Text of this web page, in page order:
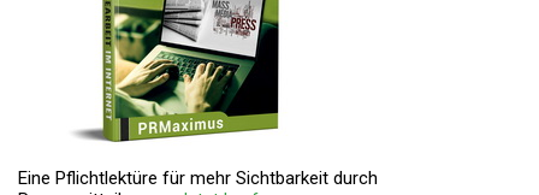
Eine Pflichtlektüre für mehr Sichtbarkeit durch